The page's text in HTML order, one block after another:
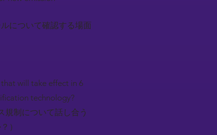
について確認する場面
will take effect in 6
technology?
規制について話し合う
）